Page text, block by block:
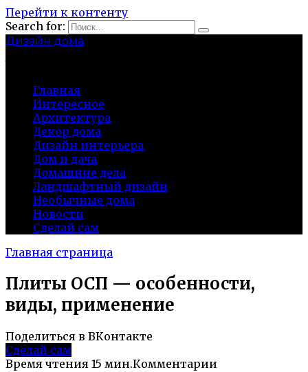
Перейти к контенту
Search for:
Дизайн дома
Главная
Интересное
Архитектура
Декор дома
Дизайн интерьера
Дом и дача
Домашние дела
Ландшафтный дизайн
Необычные дома
Новости
Сделай сам
Главная страница
Плиты ОСП — особенности,
виды, применение
Поделиться в ВКонтакте
Сделай сам
Время чтения 15 мин.Комментарии